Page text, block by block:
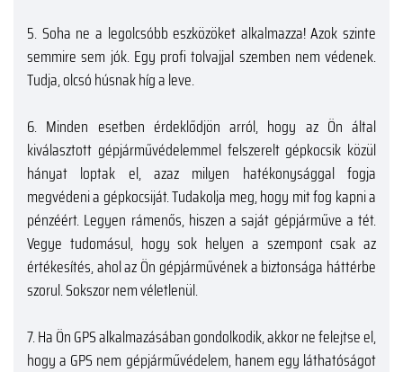
5. Soha ne a legolcsóbb eszközöket alkalmazza! Azok szinte
semmire sem jók. Egy profi tolvajjal szemben nem védenek.
Tudja, olcsó húsnak híg a leve.
6. Minden esetben érdeklődjön arról, hogy az Ön által
kiválasztott gépjárművédelemmel felszerelt gépkocsik közül
hányat loptak el, azaz milyen hatékonysággal fogja
megvédeni a gépkocsiját. Tudakolja meg, hogy mit fog kapni a
pénzéért. Legyen rámenős, hiszen a saját gépjárműve a tét.
Vegye tudomásul, hogy sok helyen a szempont csak az
értékesítés, ahol az Ön gépjárművének a biztonsága háttérbe
szorul. Sokszor nem véletlenül.
7.Ha Ön GPS alkalmazásában gondolkodik, akkor ne felejtse el,
hogy a GPS nem gépjárművédelem, hanem egy láthatóságot